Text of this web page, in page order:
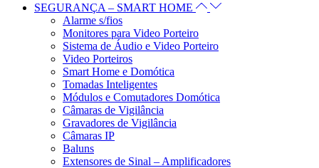
SEGURANÇA – SMART HOME
Alarme s/fios
Monitores para Video Porteiro
Sistema de Áudio e Video Porteiro
Video Porteiros
Smart Home e Domótica
Tomadas Inteligentes
Módulos e Comutadores Domótica
Câmaras de Vigilância
Gravadores de Vigilância
Câmaras IP
Baluns
Extensores de Sinal – Amplificadores